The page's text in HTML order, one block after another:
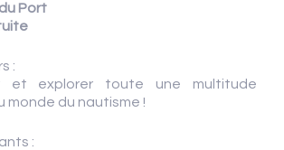
Port
:
et explorer toute une multitude
monde du nautisme !
: